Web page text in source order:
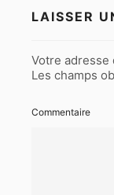
LAISSER
Votre adresse
Les champs
Commentaire